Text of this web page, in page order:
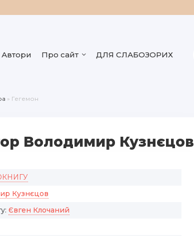
Автори Про сайт ДЛЯ СЛАБОЗОРИХ
» Гегемон
Володимир Кузнєцов
Кузнєцов
Євген Клочаний